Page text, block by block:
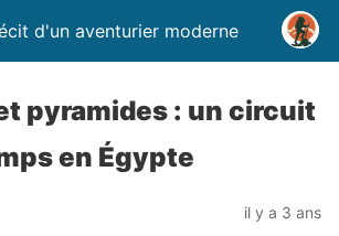
d'un aventurier moderne
pyramides : un circuit
en Égypte
il y a 3 ans